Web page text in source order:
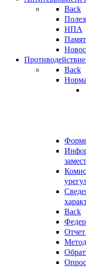
Back
НПА
Back
Back